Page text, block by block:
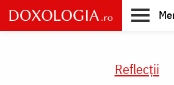
Skip
to
main
Reflecții